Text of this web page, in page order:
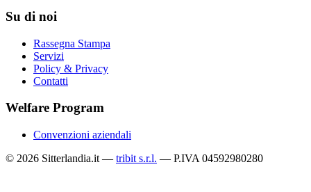
Su di noi
Rassegna Stampa
Servizi
Policy & Privacy
Contatti
Welfare Program
Convenzioni aziendali
© 2026 Sitterlandia.it — tribit s.r.l. — P.IVA 04592980280